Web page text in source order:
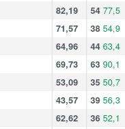
82,19 54 77,5
71,57 38 54,9
64,96 44 63,4
69,73 63 90,1
53,09 35 50,7
43,57 39 56,3
62,62 36 52,1